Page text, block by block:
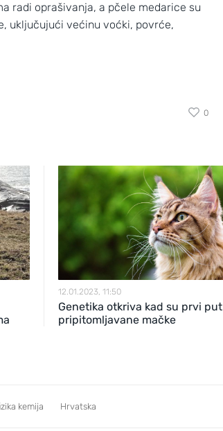
radi oprašivanja, a pčele medarice su
uključujući većinu voćki, povrće,
0
Nove slike prekrasnih obližnjih galaksija
12.01.2023, 11:50
Genetika otkriva kad su prvi put
pripitomljavane mačke
kemija Hrvatska